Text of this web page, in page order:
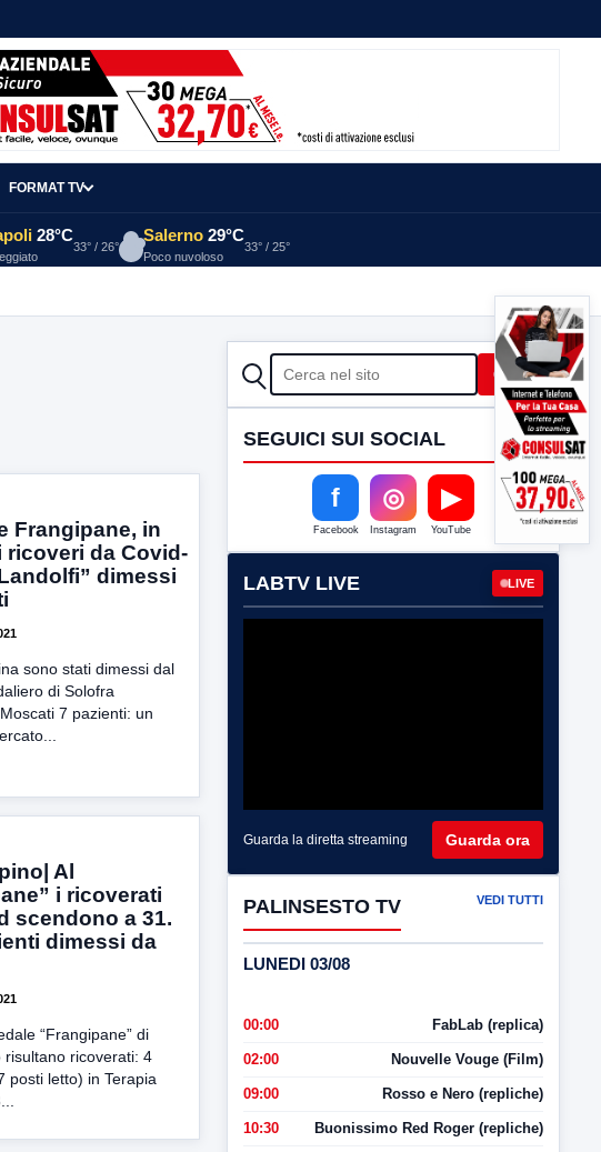
FORMAT TV
28°C
33° / 26°
Salerno 29°C
Poco nuvoloso
33° / 25°
Frangipane, in
ricoveri da Covid-
dimessi
sono stati dimessi dal
di Solofra
7 pazienti: un
Al
i ricoverati
scendono a 31.
dimessi da
“Frangipane” di
risultano ricoverati: 4
posti letto) in Terapia
CERCA Cerca
SEGUICI SUI SOCIAL
f
Facebook
◎
Instagram
▶
YouTube
LABTV LIVE LIVE
Guarda la diretta streaming Guarda ora
PALINSESTO TV VEDI TUTTI
LUNEDI 03/08
00:00 FabLab (replica)
02:00 Nouvelle Vouge (Film)
09:00 Rosso e Nero (repliche)
10:30 Buonissimo Red Roger (repliche)